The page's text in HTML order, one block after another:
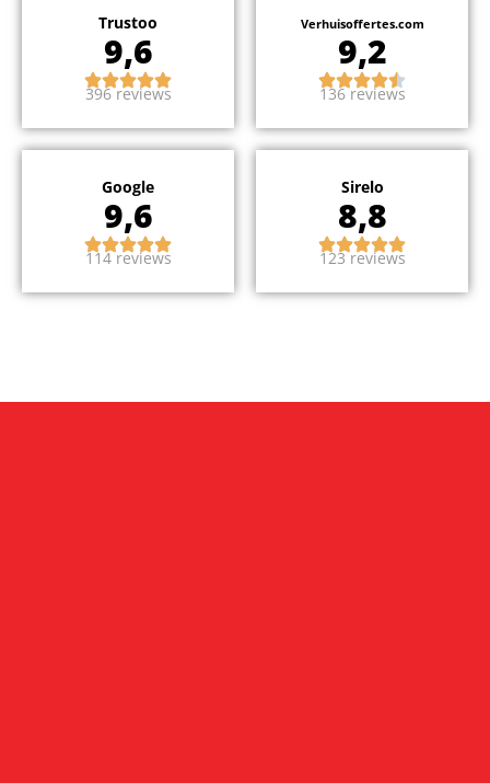
Trustoo
9,6
396 reviews
Verhuisoffertes.com
9,2
136 reviews
Google
9,6
114 reviews
Sirelo
8,8
123 reviews